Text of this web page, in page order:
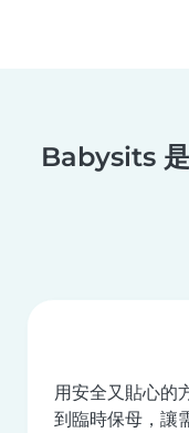
Babysits
用安全又貼心的
到臨時保母，讓